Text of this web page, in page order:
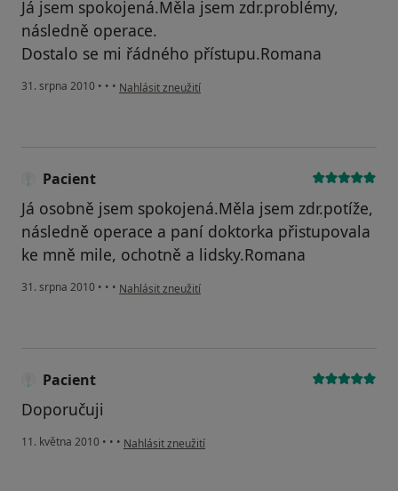
Já jsem spokojená.Měla jsem zdr.problémy,
následně operace.
Dostalo se mi řádného přístupu.Romana
31. srpna 2010 • • • podle názoru uživatele Pacient
Nahlásit zneužití
Pacient
Já osobně jsem spokojená.Měla jsem zdr.potíže,
následně operace a paní doktorka přistupovala
ke mně mile, ochotně a lidsky.Romana
31. srpna 2010 • • • podle názoru uživatele Pacient
Nahlásit zneužití
Pacient
Doporučuji
11. května 2010 • • • podle názoru uživatele Pacient
Nahlásit zneužití